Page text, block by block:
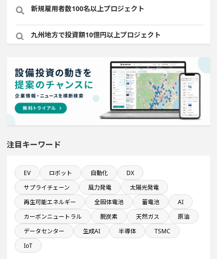
新規雇用者数100名以上プロジェクト
九州地方で投資額10億円以上プロジェクト
関東地方で投資額10億円以上プロジェクト
直近3か月以内に完了する設備新設計画
食品卸に関するプロジェクト
平均臨時雇用人員数が100人以上の企業一覧
1億円以上のソフトウェア投資する設備新設計画
従業員数10名以上の閉鎖プロジェクト
年間設備投資額が100億円以上の企業一覧
稼働から約5年経過プロジェクト
注目キーワード
EV ロボット 自動化
DX
サプライチェーン
風力発電
太陽光発電
再生可能エネルギー
全固体電池 蓄電池
AI
カーボンニュートラル
脱炭素 天然ガス
原油
データセンター
生成AI 半導体
TSMC
IoT